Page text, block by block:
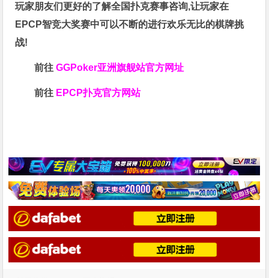
玩家朋友们更好的了解全国扑克赛事咨询,让玩家在
EPCP智竞大奖赛中可以不断的进行欢乐无比的棋牌挑
战!
前往GGPoker亚洲旗舰站官方网址
前往 EPCP扑克官方网站